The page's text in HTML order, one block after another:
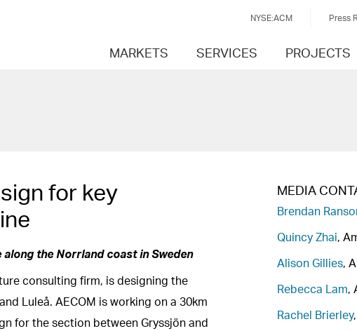
NYSE:ACM Press
MARKETS SERVICES PROJECTS
for key
the Norrland coast in Sweden
consulting firm, is designing the
Luleå. AECOM is working on a 30km
for the section between Gryssjön and
MEDIA
Brendan
Quincy Zhai,
Alison Gillies,
Rebecca Lam,
Rachel Brierley